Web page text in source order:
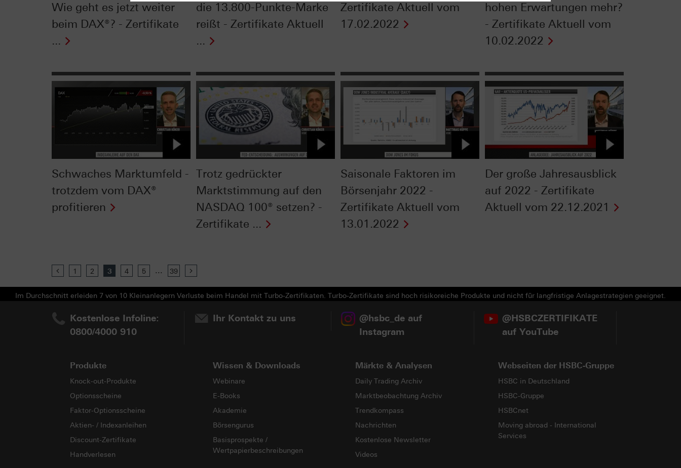
Wie geht es jetzt weiter
beim DAX®? - Zertifikate
...
die 13.800-Punkte-Marke
reißt - Zertifikate Aktuell
...
Zertifikate Aktuell vom
17.02.2022
hohen Erwartungen mehr?
- Zertifikate Aktuell vom
10.02.2022
Schwaches Marktumfeld -
trotzdem vom DAX®
profitieren
Trotz gedrückter
Marktstimmung auf den
NASDAQ 100® setzen? -
Zertifikate ...
Saisonale Faktoren im
Börsenjahr 2022 -
Zertifikate Aktuell vom
13.01.2022
Der große Jahresausblick
auf 2022 - Zertifikate
Aktuell vom 22.12.2021
Previous
1 2 3 4 5 ... 39
Im Durchschnitt erleiden 7 von 10 Kleinanlegern Verluste beim Handel mit Turbo-Zertifikaten. Turbo-Zertifikate sind hoch risikoreiche Produkte und nicht für langfristige Anlagestrategien geeignet.
Kostenlose Infoline:
0800/4000 910
Ihr Kontakt zu uns
@hsbc_de auf
Instagram
@HSBCZERTIFIKATE
auf YouTube
Produkte
Knock-out-Produkte
Optionsscheine
Faktor-Optionsscheine
Aktien- / Indexanleihen
Discount-Zertifikate
Handverlesen
Wissen & Downloads
Webinare
E-Books
Akademie
Börsengurus
Basisprospekte /
Wertpapierbeschreibungen
Märkte & Analysen
Daily Trading Archiv
Marktbeobachtung Archiv
Trendkompass
Nachrichten
Kostenlose Newsletter
Videos
Webseiten der HSBC-Gruppe
HSBC in Deutschland
HSBC-Gruppe
HSBCnet
Moving abroad - International
Services